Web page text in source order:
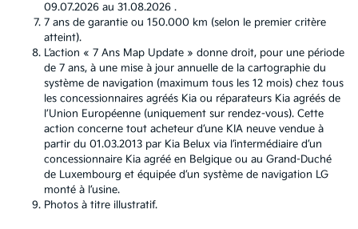
09.07.2026 au 31.08.2026 .
7 ans de garantie ou 150.000 km (selon le premier critère
atteint).
L’action « 7 Ans Map Update » donne droit, pour une période
de 7 ans, à une mise à jour annuelle de la cartographie du
système de navigation (maximum tous les 12 mois) chez tous
les concessionnaires agréés Kia ou réparateurs Kia agréés de
l’Union Européenne (uniquement sur rendez-vous). Cette
action concerne tout acheteur d’une KIA neuve vendue à
partir du 01.03.2013 par Kia Belux via l’intermédiaire d’un
concessionnaire Kia agréé en Belgique ou au Grand-Duché
de Luxembourg et équipée d’un système de navigation LG
monté à l’usine.
Photos à titre illustratif.